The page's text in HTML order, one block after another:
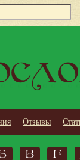
Отзывы
В
Г